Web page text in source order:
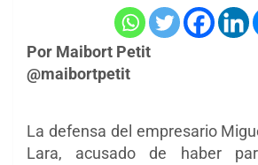
Por Maibort Petit
@maibortpetit
La defensa del empresario
Lara, acusado de haber